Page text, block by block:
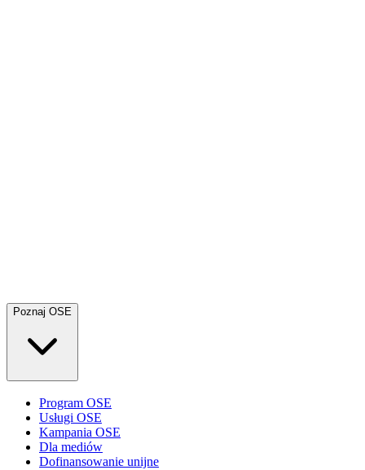
Poznaj OSE
Program OSE
Usługi OSE
Kampania OSE
Dla mediów
Dofinansowanie unijne